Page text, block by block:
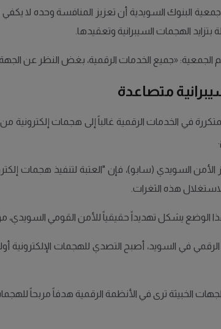
الهجمات السيبرانية وتعقيدها.
«جميع الخدمات الرقمية، بغض النظر عن الجهة
متصاعدة
الأمن السويدي (سابو)، فإن "العتبة لتنفيذ هجمات
هذه الثغرات.
الوضع يشكل تهديداً حقيقياً للأمن القومي السويدي،
الرقمي في السويد، أصبح التصدي للهجمات
الخبيثة ترى في الأنظمة الرقمية هدفاً مربحاً